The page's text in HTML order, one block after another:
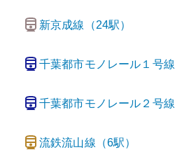
新京成線 （24駅）
千葉都市モノレール１号線
千葉都市モノレール２号線
流鉄流山線 （6駅）